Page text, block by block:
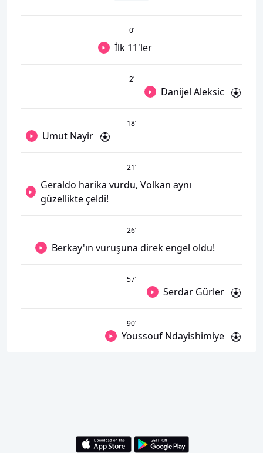
0’
İlk 11'ler
2’
Danijel Aleksic
18’
Umut Nayir
21’
Geraldo harika vurdu, Volkan aynı
güzellikte çeldi!
26’
Berkay'ın vuruşuna direk engel oldu!
57’
Serdar Gürler
90’
Youssouf Ndayishimiye